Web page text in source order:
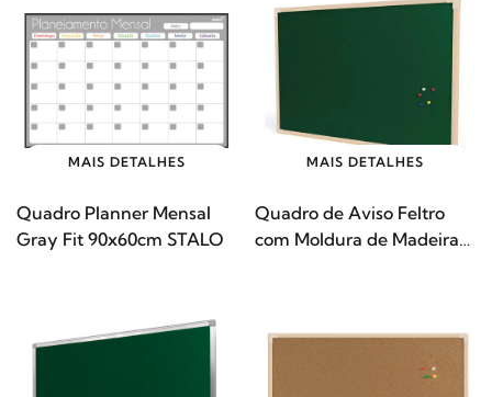
MAIS DETALHES
Quadro Planner Mensal
Gray Fit 90x60cm STALO
MAIS DETALHES
Quadro de Aviso Feltro
com Moldura de Madeira